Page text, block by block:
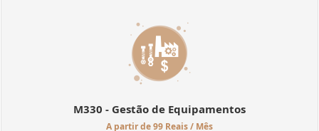
M330 - Gestão de Equipamentos
A partir de 99 Reais / Mês